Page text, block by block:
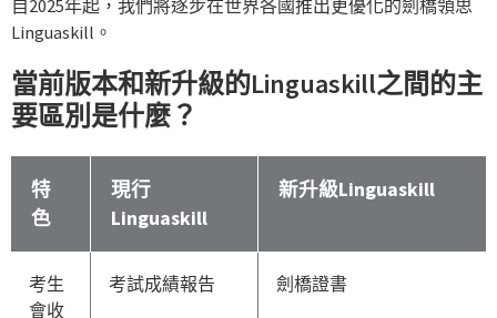
自2025年起，我們將逐步在世界各國推出更優化的劍橋領思
Linguaskill。
當前版本和新升級的Linguaskill之間的主
要區別是什麼？
特
色
現行
Linguaskill
新升級Linguaskill
考生
會收
考試成績報告 劍橋證書